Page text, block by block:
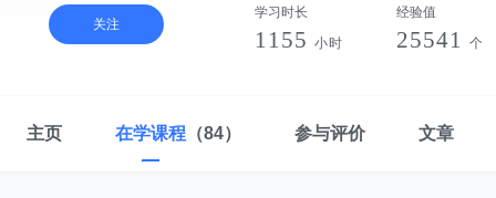
关注
学习时长
1155 小时
经验值
25541 个
主页 在学课程 （84） 参与评价 文章